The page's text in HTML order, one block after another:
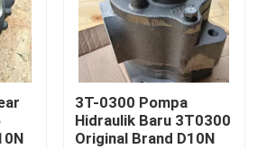
ekskavator
3T-0300 Pompa
Hidraulik Baru 3T0300
Original Brand D10N